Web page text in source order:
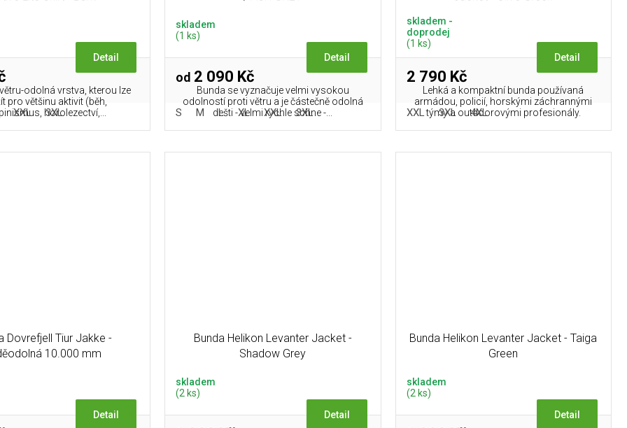
Detail
odolná vrstva, kterou lze
pro většinu aktivit (běh,
horolezectví,...
XXL 3XL
skladem
(1 ks)
od 2 090 Kč
Detail
Bunda se vyznačuje velmi vysokou
odolností proti větru a je částečně odolná
dešti - velmi rychle schne -...
S M L XL XXL 3XL
skladem -
doprodej
(1 ks)
2 790 Kč
Detail
Lehká a kompaktní bunda používaná
armádou, policií, horskými záchrannými
týmy a outdoorovými profesionály.
XXL 3XL 4XL
Dovrefjell Tiur Jakke -
10.000 mm
Detail
Bunda Helikon Levanter Jacket -
Shadow Grey
skladem
(2 ks)
Detail
Bunda Helikon Levanter Jacket - Taiga
Green
skladem
(2 ks)
Detail